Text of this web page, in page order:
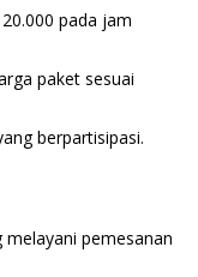
pada jam
paket sesuai
berpartisipasi.
melayani pemesanan